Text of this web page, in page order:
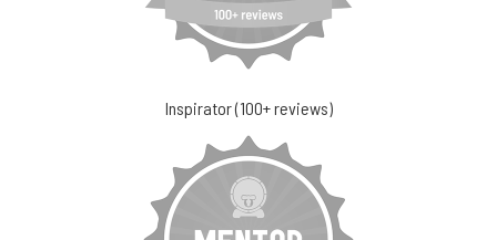
Inspirator (100+ reviews)